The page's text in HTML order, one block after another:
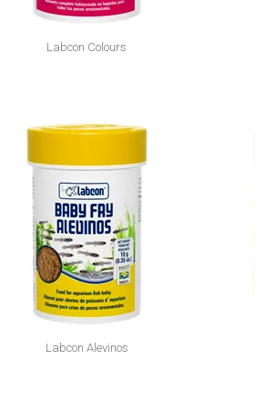
Labcon Colours
Labcon Alevinos